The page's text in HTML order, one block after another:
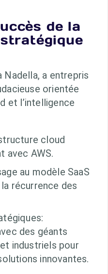
de la
a entrepris
orientée
et l’intelligence
cloud
avec AWS.
au modèle SaaS
récurrence des
des géants
industriels pour
innovantes.